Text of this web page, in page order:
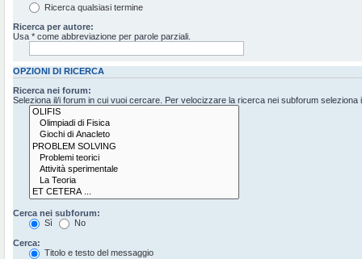
Ricerca qualsiasi termine
Ricerca per autore:
Usa * come abbreviazione per parole parziali.
OPZIONI DI RICERCA
Ricerca nei forum:
Seleziona il/i forum in cui vuoi cercare. Per velocizzare la ricerca nei subforum seleziona
Cerca nei subforum:
Sì
No
Cerca:
Titolo e testo del messaggio